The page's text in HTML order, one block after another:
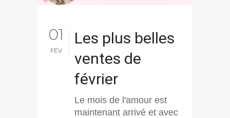
01
FÉV
Les plus belles
ventes de
février
Le mois de l'amour est
maintenant arrivé et avec